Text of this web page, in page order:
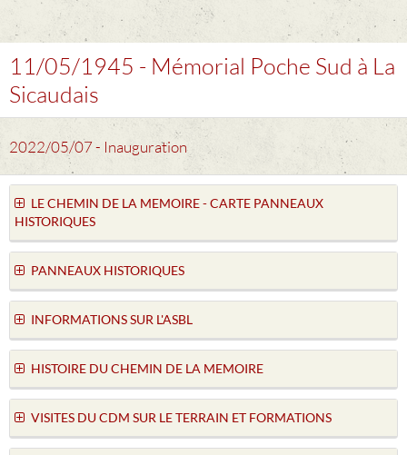
11/05/1945 - Mémorial Poche Sud à La
Sicaudais
2022/05/07 - Inauguration
LE CHEMIN DE LA MEMOIRE - CARTE PANNEAUX
HISTORIQUES
PANNEAUX HISTORIQUES
INFORMATIONS SUR L'ASBL
HISTOIRE DU CHEMIN DE LA MEMOIRE
VISITES DU CDM SUR LE TERRAIN ET FORMATIONS